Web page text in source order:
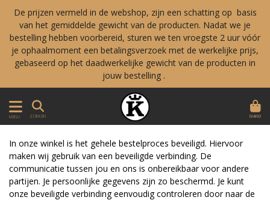
De prijzen vermeld in de webshop, zijn een schatting op basis
van het gemiddelde gewicht van de producten. Nadat we je
bestelling hebben voorbereid, sturen we ten vroegste 2 uur vóór
je ophaalmoment een betalingsverzoek met de werkelijke prijs,
gebaseerd op het daadwerkelijke gewicht van de producten in
jouw bestelling .
MENU ZOEKEN MAND
In onze winkel is het gehele bestelproces beveiligd. Hiervoor
maken wij gebruik van een beveiligde verbinding. De
communicatie tussen jou en ons is onbereikbaar voor andere
partijen. Je persoonlijke gegevens zijn zo beschermd. Je kunt
onze beveiligde verbinding eenvoudig controleren door naar de